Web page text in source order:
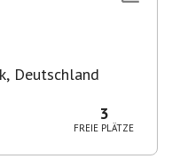
Deutschland
3
FREIE PLÄTZE